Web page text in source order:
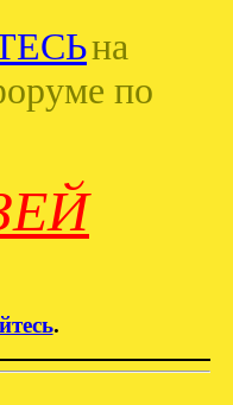
на
по
.